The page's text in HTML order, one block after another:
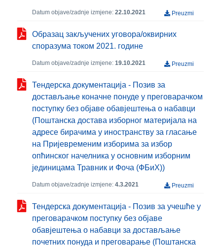
Datum objave/zadnje izmjene: 22.10.2021 Preuzmi
Образац закључених уговора/оквирних
споразума током 2021. године
Datum objave/zadnje izmjene: 19.10.2021 Preuzmi
Тендерска документација - Позив за
достављање коначне понуде у преговарачком
поступку без објаве обавјештења о набавци
(Поштанска достава изборног материјала на
адресе бирачима у иностранству за гласање
на Пријевременим изборима за избор
опћинског начелника у основним изборним
јединицама Травник и Фоча (ФБиХ))
Datum objave/zadnje izmjene: 4.3.2021 Preuzmi
Тендерска документација - Позив за учешће у
преговарачком поступку без објаве
обавјештења о набавци за достављање
почетних понуда и преговарање (Поштанска